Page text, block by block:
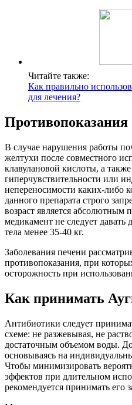
Читайте также:
Как правильно
для лечения?
Противопоказания
В случае нарушения работы
желтухи после совместного
клавулановой кислоты, а
гиперчувствительности или
непереносимости каких-либо
данного препарата строго
возраст является абсолютным
медикамент не следует давать
тела менее 35-40 кг.
Заболевания печени
противопоказания, при
осторожность при
Как принимать
Антибиотики следует
схеме: не разжевывая, не
достаточным объемом воды.
основываясь на
Чтобы минимизировать
эффектов при длительном
рекомендуется принимать его